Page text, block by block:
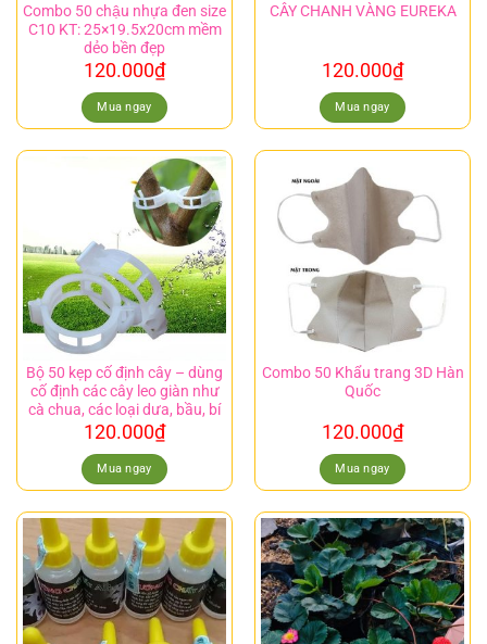
Combo 50 chậu nhựa đen size
C10 KT: 25×19.5x20cm mềm
dẻo bền đẹp
120.000₫
Mua ngay
CÂY CHANH VÀNG EUREKA
120.000₫
Mua ngay
Bộ 50 kẹp cố định cây – dùng
cố định các cây leo giàn như
cà chua, các loại dưa, bầu, bí
120.000₫
Mua ngay
Combo 50 Khẩu trang 3D Hàn
Quốc
120.000₫
Mua ngay